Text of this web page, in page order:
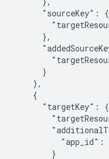
      "sourceKey": {
      },
      }
    },
    {
      "targetKey": {
"app_id":
        }